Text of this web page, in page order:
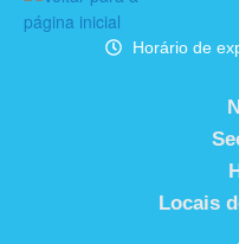
Horário de
Locais